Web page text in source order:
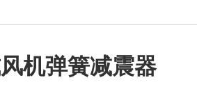
机弹簧减震器